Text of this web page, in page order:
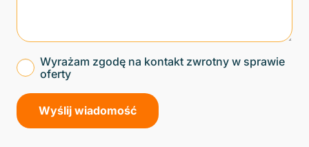
Wyrażam zgodę na kontakt zwrotny w sprawie
oferty